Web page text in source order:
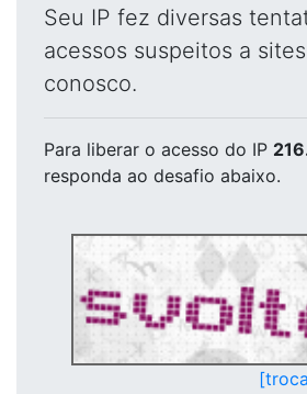
Seu IP fez diversas
acessos suspeitos a
conosco.
Para liberar o acesso do IP
responda ao desafio abaixo.